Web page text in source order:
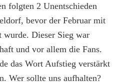
folgten 2 Unentschieden
bevor der Februar mit
wurde. Dieser Sieg war
und vor allem die Fans.
das Wort Aufstieg verstärkt
Wer sollte uns aufhalten?